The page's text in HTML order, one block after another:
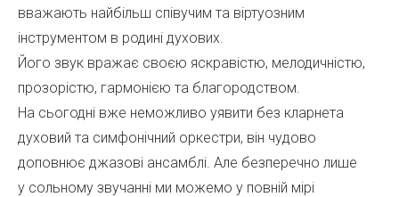
вважають найбільш співучим та віртуозним
інструментом в родині духових.
Його звук вражає своєю яскравістю, мелодичністю,
прозорістю, гармонією та благородством.
На сьогодні вже неможливо уявити без кларнета
духовий та симфонічний оркестри, він чудово
доповнює джазові ансамблі. Але безперечно лише
у сольному звучанні ми можемо у повній мірі